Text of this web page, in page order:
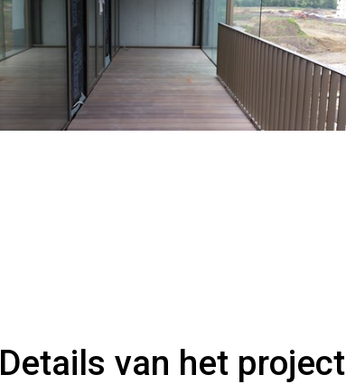
Details van het project